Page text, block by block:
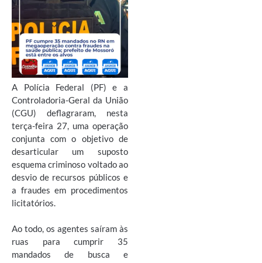
A Polícia Federal (PF) e a
Controladoria-Geral da União
(CGU) deflagraram, nesta
terça-feira 27, uma operação
conjunta com o objetivo de
desarticular um suposto
esquema criminoso voltado ao
desvio de recursos públicos e
a fraudes em procedimentos
licitatórios.
Ao todo, os agentes saíram às
ruas para cumprir 35
mandados de busca e